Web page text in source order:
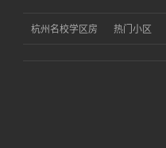
杭州名校学区房 热门小区